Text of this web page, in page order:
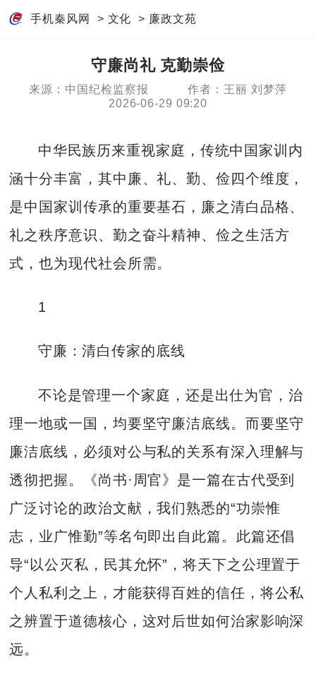
手机秦风网 > 文化 > 廉政文苑
守廉尚礼 克勤崇俭
来源：中国纪检监察报
作者：王丽 刘梦萍
2026-06-29 09:20
中华民族历来重视家庭，传统中国家训内
涵十分丰富，其中廉、礼、勤、俭四个维度，
是中国家训传承的重要基石，廉之清白品格、
礼之秩序意识、勤之奋斗精神、俭之生活方
式，也为现代社会所需。
1
守廉：清白传家的底线
不论是管理一个家庭，还是出仕为官，治
理一地或一国，均要坚守廉洁底线。而要坚守
廉洁底线，必须对公与私的关系有深入理解与
透彻把握。《尚书·周官》是一篇在古代受到
广泛讨论的政治文献，我们熟悉的“功崇惟
志，业广惟勤”等名句即出自此篇。此篇还倡
导“以公灭私，民其允怀”，将天下之公理置于
个人私利之上，才能获得百姓的信任，将公私
之辨置于道德核心，这对后世如何治家影响深
远。